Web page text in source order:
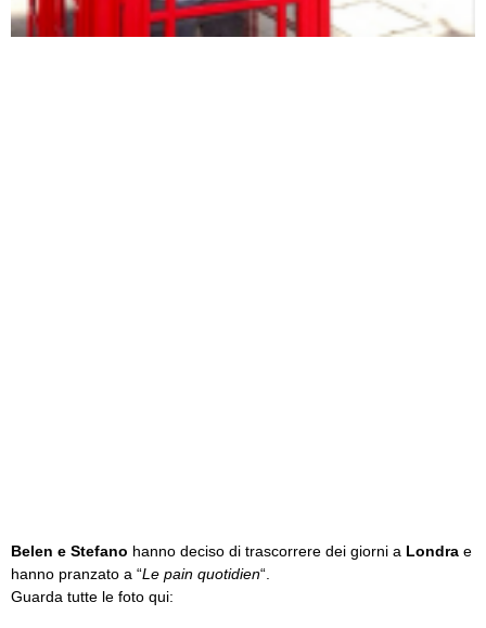
Belen e Stefano hanno deciso di trascorrere dei giorni a Londra e
hanno pranzato a “Le pain quotidien“.
Guarda tutte le foto qui: